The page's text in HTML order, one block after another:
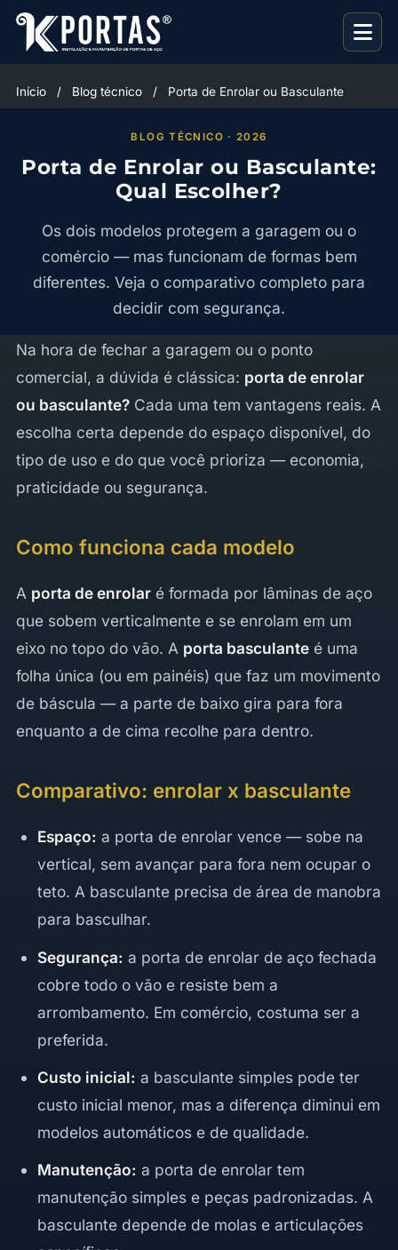
Início / Blog técnico / Porta de Enrolar ou Basculante
BLOG TÉCNICO · 2026
Porta de Enrolar ou Basculante:
Qual Escolher?
Os dois modelos protegem a garagem ou o
comércio — mas funcionam de formas bem
diferentes. Veja o comparativo completo para
decidir com segurança.
Na hora de fechar a garagem ou o ponto
comercial, a dúvida é clássica: porta de enrolar
ou basculante?Cada uma tem vantagens reais. A
escolha certa depende do espaço disponível, do
tipo de uso e do que você prioriza — economia,
praticidade ou segurança.
Como funciona cada modelo
A porta de enrolaré formada por lâminas de aço
que sobem verticalmente e se enrolam em um
eixo no topo do vão. A porta basculanteé uma
folha única (ou em painéis) que faz um movimento
de báscula — a parte de baixo gira para fora
enquanto a de cima recolhe para dentro.
Comparativo: enrolar x basculante
Espaço: a porta de enrolar vence — sobe na
vertical, sem avançar para fora nem ocupar o
teto. A basculante precisa de área de manobra
para basculhar.
Segurança: a porta de enrolar de aço fechada
cobre todo o vão e resiste bem a
arrombamento. Em comércio, costuma ser a
preferida.
Custo inicial: a basculante simples pode ter
custo inicial menor, mas a diferença diminui em
modelos automáticos e de qualidade.
Manutenção: a porta de enrolar tem
manutenção simples e peças padronizadas. A
basculante depende de molas e articulações